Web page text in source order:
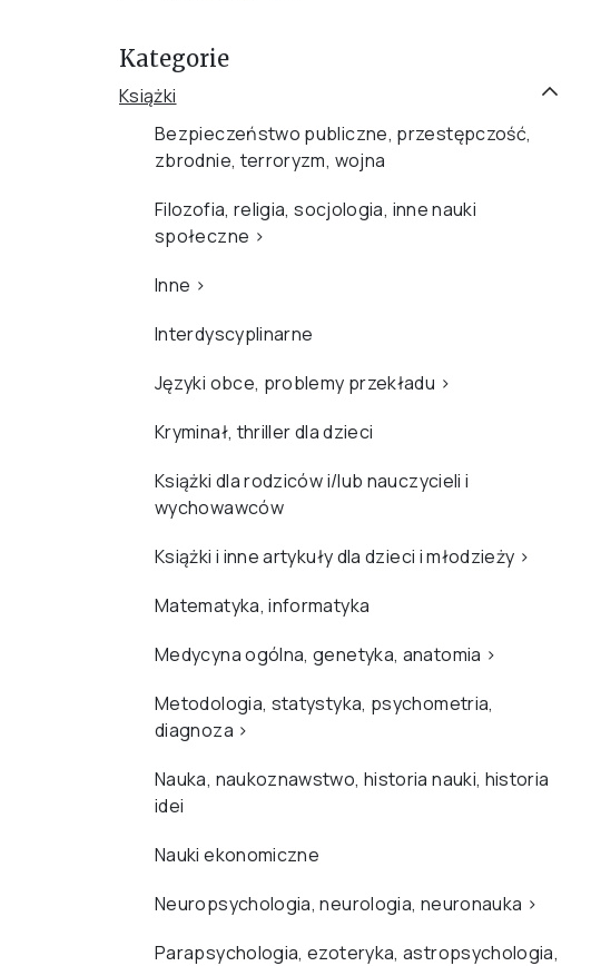
Kategorie
Książki
Bezpieczeństwo publiczne, przestępczość,
zbrodnie, terroryzm, wojna
Filozofia, religia, socjologia, inne nauki
społeczne ›
Inne ›
Interdyscyplinarne
Języki obce, problemy przekładu ›
Kryminał, thriller dla dzieci
Książki dla rodziców i/lub nauczycieli i
wychowawców
Książki i inne artykuły dla dzieci i młodzieży ›
Matematyka, informatyka
Medycyna ogólna, genetyka, anatomia ›
Metodologia, statystyka, psychometria,
diagnoza ›
Nauka, naukoznawstwo, historia nauki, historia
idei
Nauki ekonomiczne
Neuropsychologia, neurologia, neuronauka ›
Parapsychologia, ezoteryka, astropsychologia,